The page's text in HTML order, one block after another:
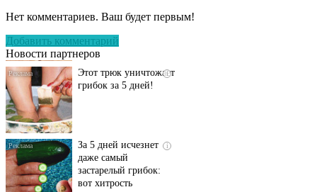
Нет комментариев. Ваш будет первым!
Добавить комментарий
Новости партнеров
исчезнет с корнем,
грибок за 5 дней!
даже самый
застарелый грибок:
вот хитрость